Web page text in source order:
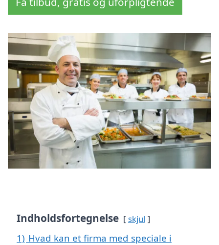
Indholdsfortegnelse skjul
1) Hvad kan et firma med speciale i